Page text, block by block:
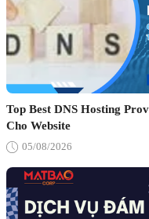
Top Best DNS Hosting
Cho Website
05/08/2026